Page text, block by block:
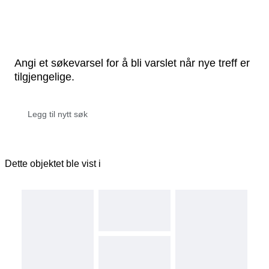
Angi et søkevarsel for å bli varslet når nye treff er
tilgjengelige.
Dette objektet ble vist i